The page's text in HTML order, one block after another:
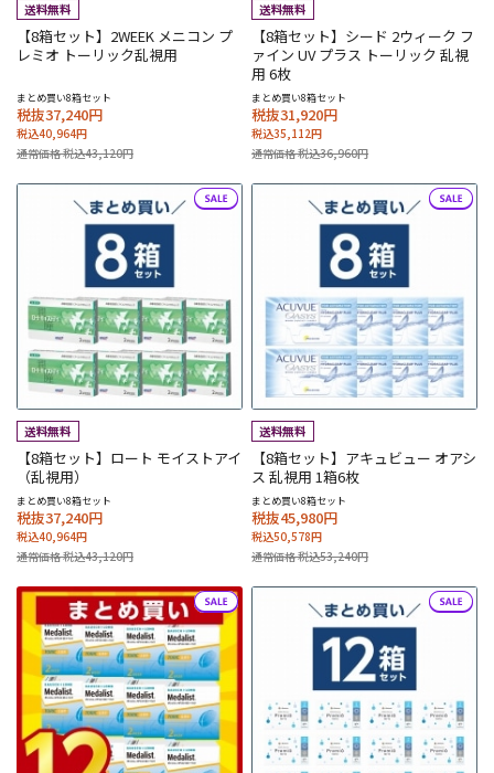
【8箱セット】2WEEK メニコン プ
レミオ トーリック乱視用
まとめ買い8箱セット
税抜37,240円
税込40,964円
通常価格 税込43,120円
【8箱セット】シード 2ウィーク フ
ァイン UV プラス トーリック 乱視
用 6枚
まとめ買い8箱セット
税抜31,920円
税込35,112円
通常価格 税込36,960円
【8箱セット】ロート モイストアイ
（乱視用）
まとめ買い8箱セット
税抜37,240円
税込40,964円
通常価格 税込43,120円
【8箱セット】アキュビュー オアシ
ス 乱視用 1箱6枚
まとめ買い8箱セット
税抜45,980円
税込50,578円
通常価格 税込53,240円